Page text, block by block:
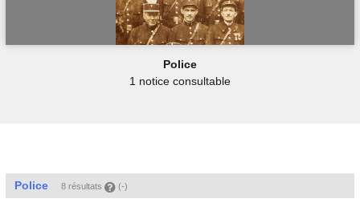
Police
1 notice consultable
Police 8 résultats (-)